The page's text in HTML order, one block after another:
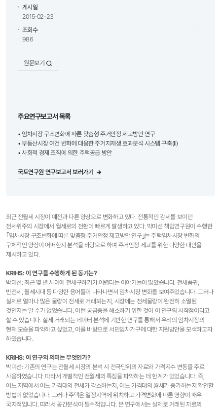
게시일
2015-02-23
조회수
986
원문보기
주요연구보고서 목록
• 임차시장 구조변화에 따른 맞춤형 주거안정 제고방안 연구
• 부동산시장 여건 변화에 대응한 주거지재생 효과분석 시스템 구축(II)
• 사회적 경제 조직에 의한 주택공급 방안
국토연구원 연구보고서 보러가기
최근 전월세 시장이 예전과 다른 양상으로 변화하고 있다. 전통적인 강세를 보이던
전세위주의 시장에서 월세로의 전환이 빠르게 발생하고 있다. 박미선 책임연구원이 수행한
｢임차시장 구조변화에 따른 맞춤형 주거안정 제고방안 연구｣는 주택임차시장 변화의
구체적인 양상이 어떠한지 분석을 바탕으로 하여 주거안정 제고를 위한 다양한 대안을
제시하고 있다.
KRIHS: 이 연구를 수행하게 된 동기는?
박미선: 최근 몇 년 사이에 전세구하기가 어렵다는 이야기들이 많았습니다. 전세품귀,
반전세, 월세시대 등 다양한 용어들이 나타나면서 임차시장 변화를 보여주었습니다. 그러나
실제로 얼마나 많은 물량이 전세로 거래되는지, 시장에는 전세물량이 완전히 소멸된
것인지는 알 수가 없었습니다. 이런 궁금증을 해소하기 위한 것이 이 연구의 시작점이라고
할 수 있습니다. 실제 거래되는 데이터 분석에 기반한 연구를 통해서 우리의 임차시장의
현재 모습을 파악하고 싶었고, 이를 바탕으로 서민임차가구에 대한 지원방안을 모색하고자
하였습니다.
KRIHS: 이 연구의 의미는 무엇인가?
박미선: 기존의 연구는 전월세 시장의 분석 시 전국단위의 자료와 가격지수 변동을 주로
사용하였습니다. 따라서 개별적인 전월세의 특징을 파악하는 데 한계가 있었습니다. 즉,
어느 지역에서 어느 가격대의 전세가 감소하는지, 어느 가격대의 월세가 증가하는지 확인할
방법이 없었습니다. 그러나 주택은 일정지역에 위치하고 가격변화에 따른 영향이 매우
국지적입니다. 따라서 공간분석이 필수적입니다. 본 연구에서는 실제로 거래된 자료의